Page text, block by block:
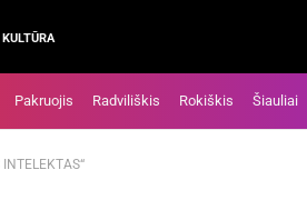
KULTŪRA
Pakruojis Radviliškis Rokiškis Šiauliai